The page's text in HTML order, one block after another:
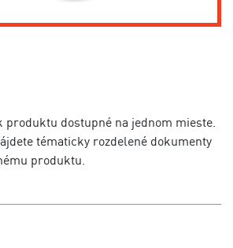
produktu dostupné na jednom mieste.
tématicky rozdelené dokumenty
produktu.